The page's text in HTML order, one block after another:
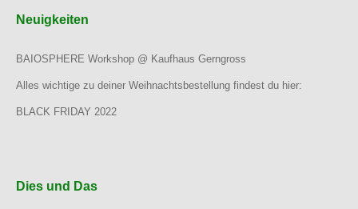
Neuigkeiten
BAIOSPHERE Workshop @ Kaufhaus Gerngross
Alles wichtige zu deiner Weihnachtsbestellung findest du hier:
BLACK FRIDAY 2022
Dies und Das